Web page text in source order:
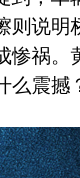
则说
惨祸
么震撼